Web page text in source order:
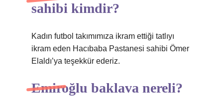
sahibi kimdir?
Kadın futbol takımımıza ikram ettiği tatlıyı
ikram eden Hacıbaba Pastanesi sahibi Ömer
Elaldı’ya teşekkür ederiz.
Emiroğlu baklava nereli?